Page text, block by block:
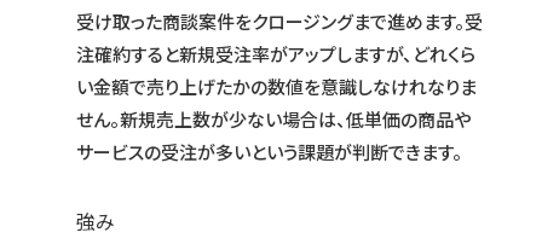
受け取った商談案件をクロージングまで進めます。受
注確約すると新規受注率がアップしますが、どれくら
い金額で売り上げたかの数値を意識しなけれなりま
せん。新規売上数が少ない場合は、低単価の商品や
サービスの受注が多いという課題が判断できます。
強み